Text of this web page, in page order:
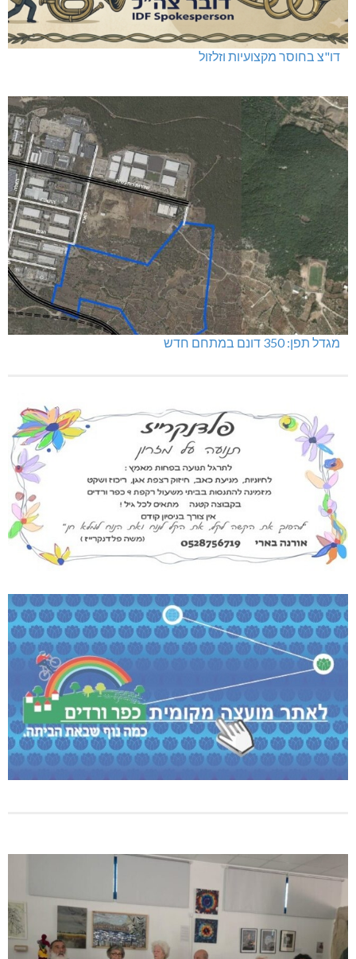
דו"צ בחוסר מקצועיות וזלזול
מגדל תפן: 350 דונם במתחם חדש